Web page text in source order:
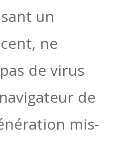
un
ne
de virus
de
mis-